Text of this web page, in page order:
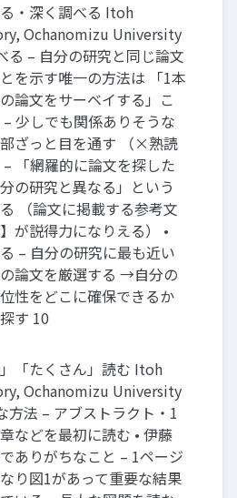
・深く調べる Itoh
Ochanomizu University
る – 自分の研究と同じ論文
を示す唯一の方法は 「1本
論文をサーベイする」こ
– 少しでも関係ありそうな
ざっと目を通す （×熟読
「網羅的に論文を探した
の研究と異なる」という
（論文に掲載する参考文
が説得力になりえる） •
– 自分の研究に最も近い
論文を厳選する →自分の
性をどこに確保できるか
す 10
」「たくさん」読む Itoh
Ochanomizu University
方法 – アブストラクト・1
などを最初に読む • 伊藤
ありがちなこと – 1ページ
り図1があって重要な結果